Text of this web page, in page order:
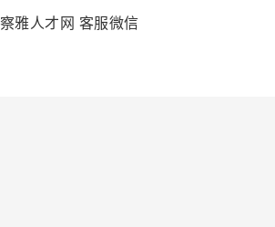
察雅人才网 客服微信